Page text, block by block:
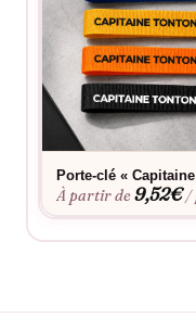
Porte-clé «
À partir de9,52€ /